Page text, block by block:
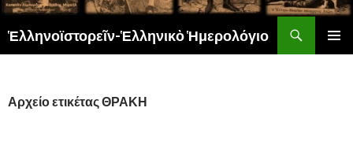
Ἑλληνοϊστορεῖν-Ἑλληνικὸ Ἡμερολόγιο
Αρχείο ετικέτας ΘΡΑΚΗ